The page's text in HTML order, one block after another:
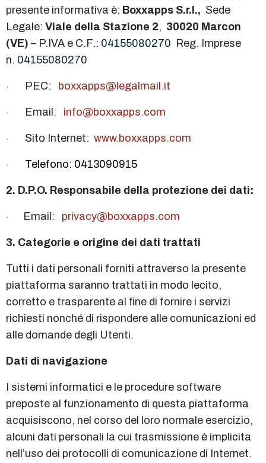
presente informativa è: Boxxapps S.r.l., Sede
Legale: Viale della Stazione 2, 30020 Marcon
(VE) – P.IVA e C.F.: 04155080270 Reg. Imprese
n. 04155080270
· PEC: boxxapps@legalmail.it
· Email: info@boxxapps.com
· Sito Internet: www.boxxapps.com
· Telefono: 0413090915
2. D.P.O. Responsabile della protezione dei dati:
· Email: privacy@boxxapps.com
3. Categorie e origine dei dati trattati
Tutti i dati personali forniti attraverso la presente
piattaforma saranno trattati in modo lecito,
corretto e trasparente al fine di fornire i servizi
richiesti nonché di rispondere alle comunicazioni ed
alle domande degli Utenti.
Dati di navigazione
I sistemi informatici e le procedure software
preposte al funzionamento di questa piattaforma
acquisiscono, nel corso del loro normale esercizio,
alcuni dati personali la cui trasmissione è implicita
nell’uso dei protocolli di comunicazione di Internet.